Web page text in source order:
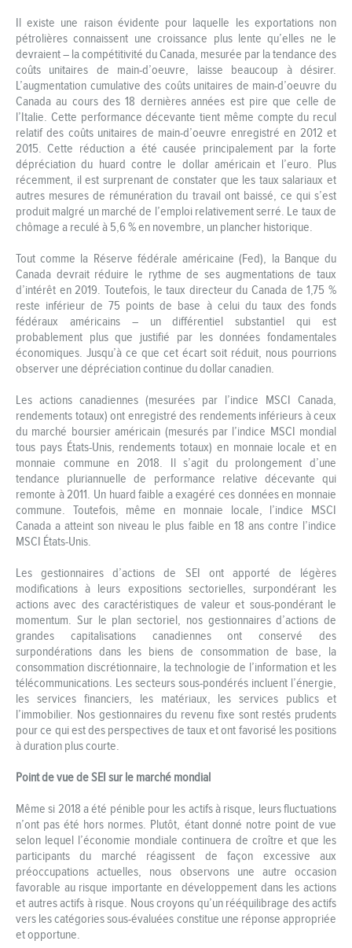
Il existe une raison évidente pour laquelle les exportations non
pétrolières connaissent une croissance plus lente qu’elles ne le
devraient – la compétitivité du Canada, mesurée par la tendance des
coûts unitaires de main-d’oeuvre, laisse beaucoup à désirer.
L’augmentation cumulative des coûts unitaires de main-d’oeuvre du
Canada au cours des 18 dernières années est pire que celle de
l’Italie. Cette performance décevante tient même compte du recul
relatif des coûts unitaires de main-d’oeuvre enregistré en 2012 et
2015. Cette réduction a été causée principalement par la forte
dépréciation du huard contre le dollar américain et l’euro. Plus
récemment, il est surprenant de constater que les taux salariaux et
autres mesures de rémunération du travail ont baissé, ce qui s’est
produit malgré un marché de l’emploi relativement serré. Le taux de
chômage a reculé à 5,6 % en novembre, un plancher historique.
Tout comme la Réserve fédérale américaine (Fed), la Banque du
Canada devrait réduire le rythme de ses augmentations de taux
d’intérêt en 2019. Toutefois, le taux directeur du Canada de 1,75 %
reste inférieur de 75 points de base à celui du taux des fonds
fédéraux américains – un différentiel substantiel qui est
probablement plus que justifié par les données fondamentales
économiques. Jusqu’à ce que cet écart soit réduit, nous pourrions
observer une dépréciation continue du dollar canadien.
Les actions canadiennes (mesurées par l’indice MSCI Canada,
rendements totaux) ont enregistré des rendements inférieurs à ceux
du marché boursier américain (mesurés par l’indice MSCI mondial
tous pays États-Unis, rendements totaux) en monnaie locale et en
monnaie commune en 2018. Il s’agit du prolongement d’une
tendance pluriannuelle de performance relative décevante qui
remonte à 2011. Un huard faible a exagéré ces données en monnaie
commune. Toutefois, même en monnaie locale, l’indice MSCI
Canada a atteint son niveau le plus faible en 18 ans contre l’indice
MSCI États-Unis.
Les gestionnaires d’actions de SEI ont apporté de légères
modifications à leurs expositions sectorielles, surpondérant les
actions avec des caractéristiques de valeur et sous-pondérant le
momentum. Sur le plan sectoriel, nos gestionnaires d’actions de
grandes capitalisations canadiennes ont conservé des
surpondérations dans les biens de consommation de base, la
consommation discrétionnaire, la technologie de l’information et les
télécommunications. Les secteurs sous-pondérés incluent l’énergie,
les services financiers, les matériaux, les services publics et
l’immobilier. Nos gestionnaires du revenu fixe sont restés prudents
pour ce qui est des perspectives de taux et ont favorisé les positions
à duration plus courte.
Point de vue de SEI sur le marché mondial
Même si 2018 a été pénible pour les actifs à risque, leurs fluctuations
n’ont pas été hors normes. Plutôt, étant donné notre point de vue
selon lequel l’économie mondiale continuera de croître et que les
participants du marché réagissent de façon excessive aux
préoccupations actuelles, nous observons une autre occasion
favorable au risque importante en développement dans les actions
et autres actifs à risque. Nous croyons qu’un rééquilibrage des actifs
vers les catégories sous-évaluées constitue une réponse appropriée
et opportune.